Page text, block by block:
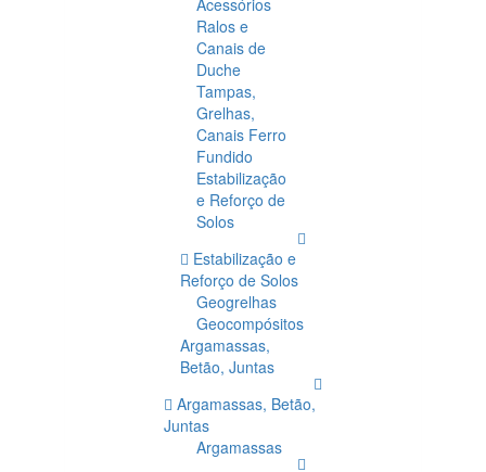
Acessórios
Ralos e
Canais de
Duche
Tampas,
Grelhas,
Canais Ferro
Fundido
Estabilização
e Reforço de
Solos
Estabilização e
Reforço de Solos
Geogrelhas
Geocompósitos
Argamassas,
Betão, Juntas
Argamassas, Betão,
Juntas
Argamassas